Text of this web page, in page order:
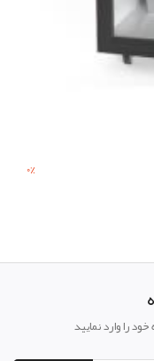
را وارد نمایید